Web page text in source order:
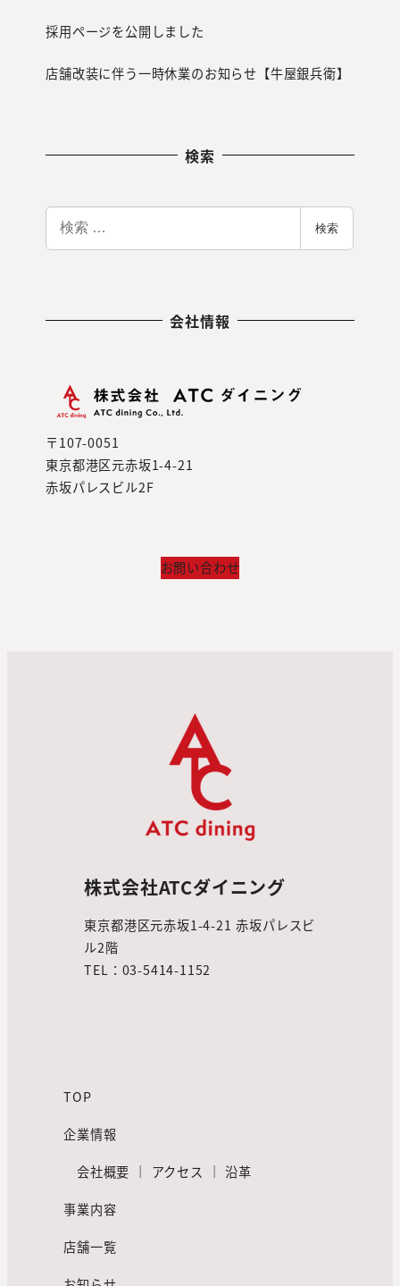
採用ページを公開しました
店舗改装に伴う一時休業のお知らせ【牛屋銀兵衛】
検索
検
検索
会社情報
〒107-0051
東京都港区元赤坂1-4-21
赤坂パレスビル2F
お問い合わせ
株式会社ATCダイニング
東京都港区元赤坂1-4-21 赤坂パレスビ
ル2階
TEL：03-5414-1152
TOP
企業情報
会社概要 アクセス ｜沿革
事業内容
店舗一覧